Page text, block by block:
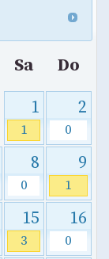
Sa
Do
1
1
2
0
8
0
9
1
15
3
16
0